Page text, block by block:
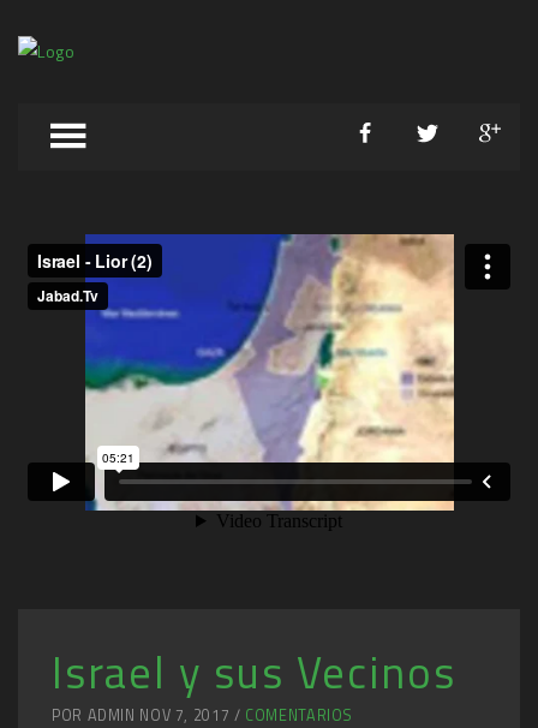
Israel y sus Vecinos
POR ADMIN NOV 7, 2017 / COMENTARIOS